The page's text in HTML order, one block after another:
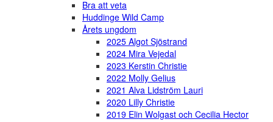
Bra att veta
Huddinge Wild Camp
Årets ungdom
2025 Algot Sjöstrand
2024 Mira Vejedal
2023 Kerstin Christie
2022 Molly Gelius
2021 Alva Lidström Lauri
2020 Lilly Christie
2019 Elin Wolgast och Cecilia Hector